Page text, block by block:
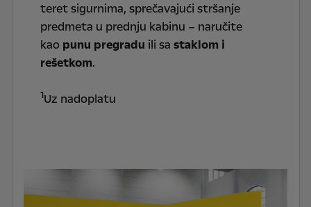
teret sigurnima, sprečavajući stršanje
predmeta u prednju kabinu – naručite
kaopunu pregradu ili sa staklom i
rešetkom.
1Uz nadoplatu